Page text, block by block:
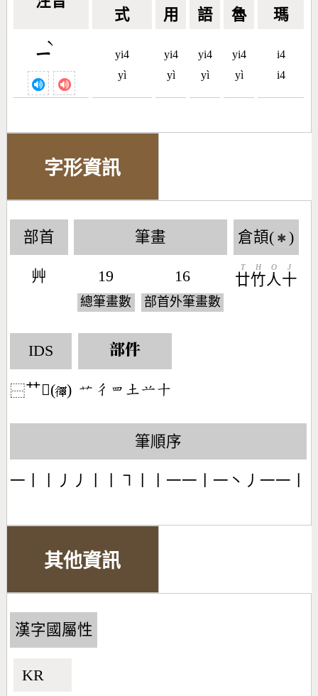
式 用 語 魯 瑪
ㄧ
ˋ
yi4
yì
yi4
yì
yi4
yì
yi4
yì
i4
i4
字形資訊
部首
艸
筆畫
19
總筆畫數
16
部首外筆畫數
倉頡( ✱ )
廿
T
竹
H
人
O
十
J
IDS
⿱艹𪫙( )
部件
󶁧󶁾󶄱󶁢󶂋󶀓
筆順序
一丨丨丿丿丨丨㇕丨丨一一丨一丶丿一一丨
其他資訊
漢字國屬性
KR🇰🇷